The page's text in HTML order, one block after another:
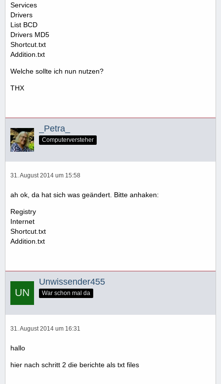
Services
Drivers
List BCD
Drivers MD5
Shortcut.txt
Addition.txt
Welche sollte ich nun nutzen?
THX
_Petra_
Computerversteher
31. August 2014 um 15:58
ah ok, da hat sich was geändert. Bitte anhaken:
Registry
Internet
Shortcut.txt
Addition.txt
Unwissender455
War schon mal da
31. August 2014 um 16:31
hallo
hier nach schritt 2 die berichte als txt files